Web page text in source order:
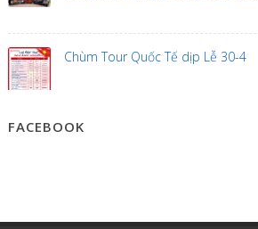
Chùm Tour Quốc Tế dịp Lễ 30-4
FACEBOOK